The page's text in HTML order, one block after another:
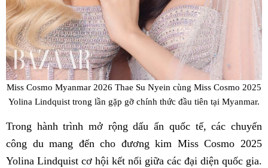
Miss Cosmo Myanmar 2026 Thae Su Nyein cùng Miss Cosmo 2025
Yolina Lindquist trong lần gặp gỡ chính thức đầu tiên tại Myanmar.
Trong hành trình mở rộng dấu ấn quốc tế, các chuyến
công du mang đến cho đương kim Miss Cosmo 2025
Yolina Lindquist cơ hội kết nối giữa các đại diện quốc gia.